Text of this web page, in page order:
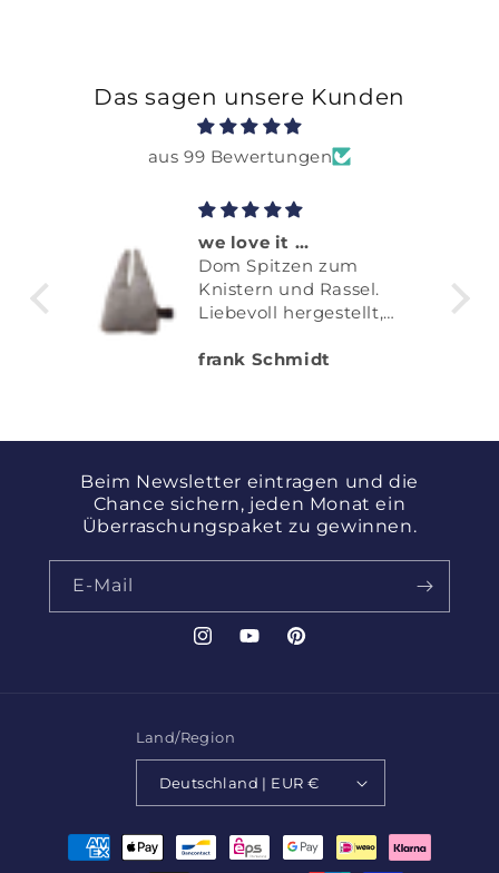
Das sagen unsere Kunden
aus 99 Bewertungen
we love it …
Dom Spitzen zum
Knistern und Rassel.
Liebevoll hergestellt,
mit DHL schnell
frank Schmidt
Beim Newsletter eintragen und die
Chance sichern, jeden Monat ein
Überraschungspaket zu gewinnen.
E-Mail
InstagramYouTubePinterest
Land/Region
Deutschland | EUR €
Zahlungsmethoden